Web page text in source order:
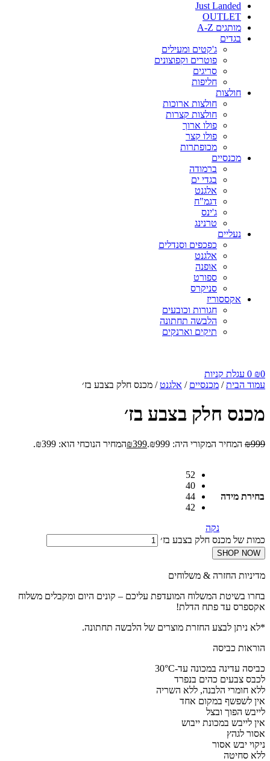
Just Landed
OUTLET
מותגים A-Z
בגדים
ג'קטים ומעילים
פוטרים וקפוצונים
סריגים
חליפות
חולצות
חולצות ארוכות
חולצות קצרות
פולו ארוך
פולו קצר
מכופתרות
מכנסיים
ברמודה
בגדי ים
אלגנט
דגמ"ח
ג'ינס
טרנינג
נעליים
כפכפים וסנדלים
אלגנט
אופנה
ספורט
סניקרס
אקססוריז
חגורות וכובעים
הלבשה תחתונה
תיקים וארנקים
₪0
0 עגלת קניות
עמוד הבית/ מכנסיים / אלגנט/ מכנס חלק בצבע בז׳
מכנס חלק בצבע בז׳
₪999 המחיר המקורי היה: ₪999. ₪399 המחיר הנוכחי הוא: ₪399.
בחירת מידה
52
40
44
42
נקה
כמות של מכנס חלק בצבע בז׳
SHOP NOW
מדיניות החזרה & משלוחים
בחרו בשיטת המשלוח המועדפת עליכם – קונים היום ומקבלים משלוח
אקספרס עד פתח הדלת!
*לא ניתן לבצע החזרת מוצרים של הלבשה תחתונה.
הוראות כביסה
כביסה עדינה במכונה עד-30°C
לכבס צבעים כהים בנפרד
ללא חומרי הלבנה, ללא השריה
אין לשפשף במקום אחד
לייבש הפוך ובצל
אין לייבש במכונת ייבוש
אסור לגהץ
ניקוי יבש אסור
ללא סחיטה